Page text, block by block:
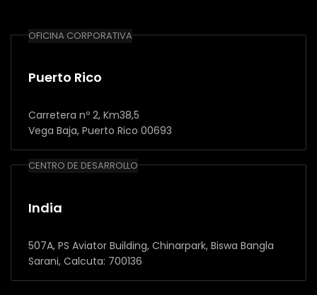
OFICINA CORPORATIVA
Puerto Rico
Carretera nº 2, Km38,5
Vega Baja, Puerto Rico 00693
CENTRO DE DESARROLLO
India
507A, PS Aviator Building, Chinarpark, Biswa Bangla
Sarani, Calcuta: 700136